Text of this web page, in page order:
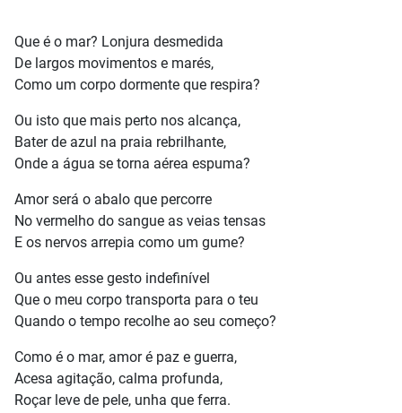
Que é o mar? Lonjura desmedida
De largos movimentos e marés,
Como um corpo dormente que respira?
Ou isto que mais perto nos alcança,
Bater de azul na praia rebrilhante,
Onde a água se torna aérea espuma?
Amor será o abalo que percorre
No vermelho do sangue as veias tensas
E os nervos arrepia como um gume?
Ou antes esse gesto indefinível
Que o meu corpo transporta para o teu
Quando o tempo recolhe ao seu começo?
Como é o mar, amor é paz e guerra,
Acesa agitação, calma profunda,
Roçar leve de pele, unha que ferra.